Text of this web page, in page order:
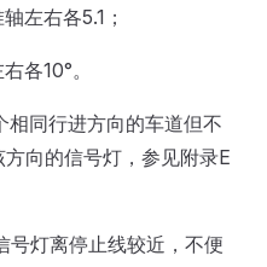
左右各5.1；
各10°。
同行进方向的车道但不
向的信号灯，参见附录E
灯离停止线较近，不便